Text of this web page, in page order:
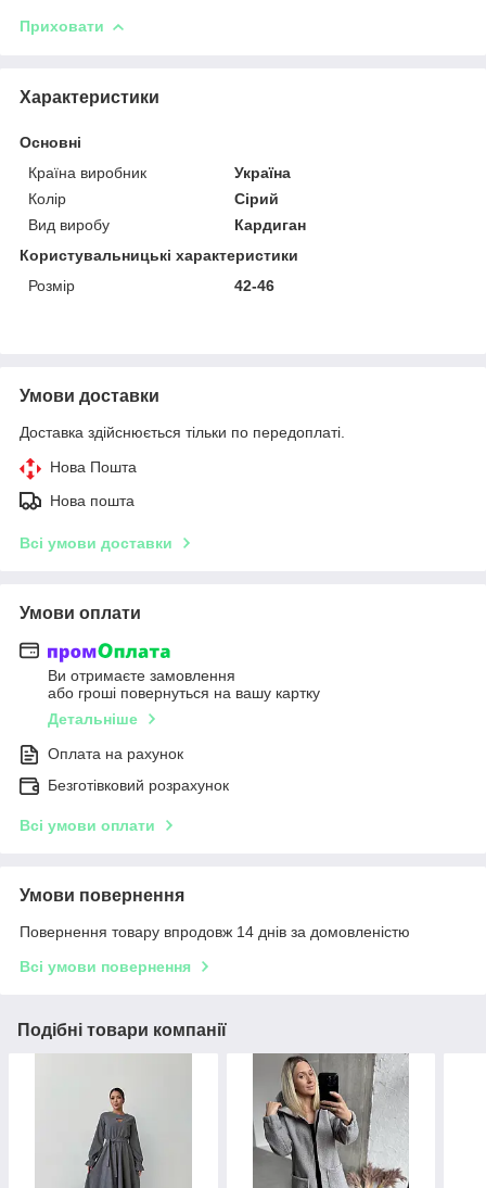
Приховати
Характеристики
Основні
Країна виробник
Україна
Колір
Сірий
Вид виробу
Кардиган
Користувальницькі характеристики
Розмір
42-46
Умови доставки
Доставка здійснюється тільки по передоплаті.
Нова Пошта
Нова пошта
Всі умови доставки
Умови оплати
Ви отримаєте замовлення
або гроші повернуться на вашу картку
Детальніше
Оплата на рахунок
Безготівковий розрахунок
Всі умови оплати
Умови повернення
Повернення товару впродовж 14 днів за домовленістю
Всі умови повернення
Подібні товари компанії